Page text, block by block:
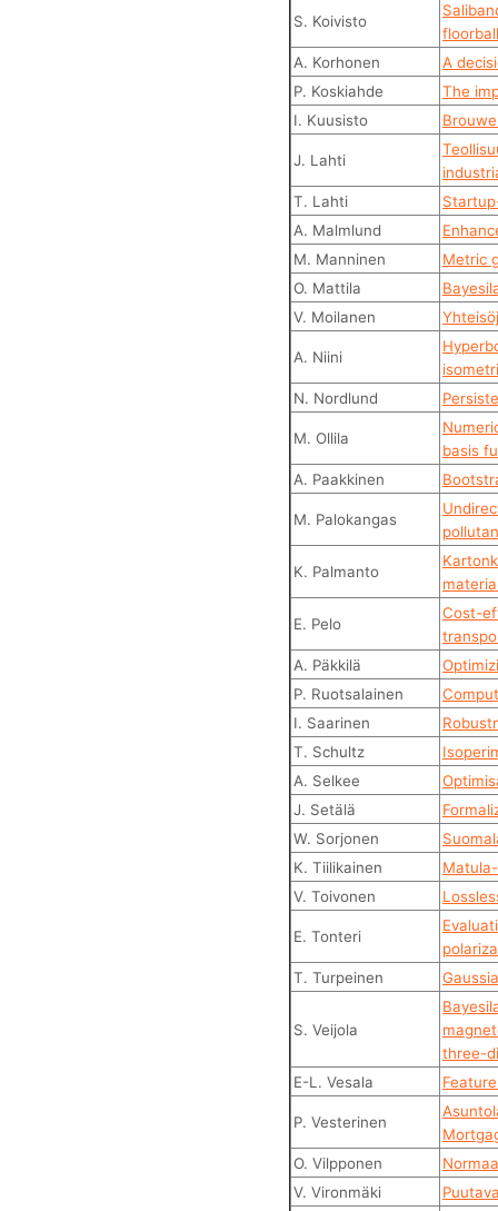
S. Koivisto
A. Korhonen
A
P. Koskiahde
The
I. Kuusisto
J. Lahti
T. Lahti
A. Malmlund
M. Manninen
Metric
O. Mattila
V. Moilanen
A. Niini
N. Nordlund
M. Ollila
basis
A. Paakkinen
M. Palokangas
K. Palmanto
E. Pelo
Cost-
A. Päkkilä
P. Ruotsalainen
I. Saarinen
T. Schultz
A. Selkee
J. Setälä
W. Sorjonen
K. Tiilikainen
V. Toivonen
E. Tonteri
T. Turpeinen
S. Veijola
three-
E-L. Vesala
P. Vesterinen
O. Vilpponen
V. Vironmäki